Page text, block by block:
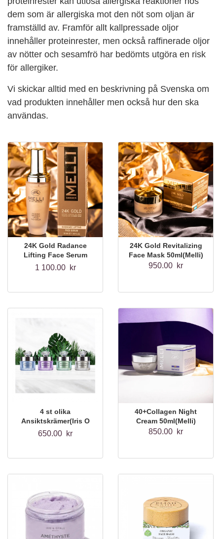
dem som är allergiska mot den nöt som oljan är
framställd av. Framför allt kallpressade oljor
innehåller proteinrester, men också raffinerade oljor
av nötter och sesamfrö har bedömts utgöra en risk
för allergiker.
Vi skickar alltid med en beskrivning på Svenska om
vad produkten innehåller men också hur den ska
användas.
24K Gold Radance
Lifting Face Serum
50ml
1 100.00 kr
24K Gold Revitalizing
Face Mask 50ml(Melli)
950.00 kr
4 st olika
Ansiktskrämer(Iris O
Opale)10ml
650.00 kr
40+Collagen Night
Cream 50ml(Melli)
850.00 kr